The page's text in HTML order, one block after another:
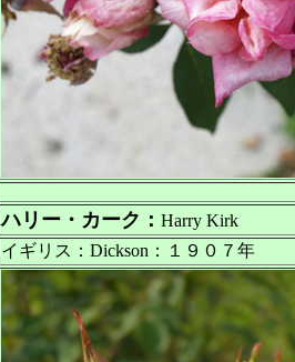
ハリー・カーク： Harry Kirk
イギリス：Dickson：１９０７年